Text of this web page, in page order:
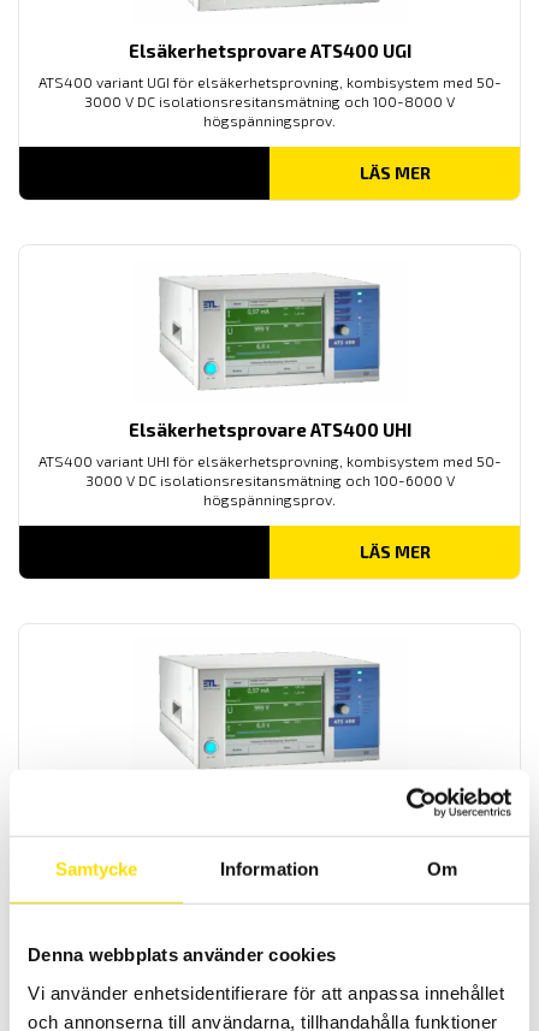
Samtycke Information Om
Denna webbplats använder cookies
Vi använder enhetsidentifierare för att anpassa innehållet
och annonserna till användarna, tillhandahålla funktioner
Elsäkerhetsprovare ATS400 UGI
ATS400 variant UGI för elsäkerhetsprovning, kombisystem med 50-
3000 V DC isolationsresitansmätning och 100-8000 V
högspänningsprov.
LÄS MER
Elsäkerhetsprovare ATS400 UHI
ATS400 variant UHI för elsäkerhetsprovning, kombisystem med 50-
3000 V DC isolationsresitansmätning och 100-6000 V
högspänningsprov.
LÄS MER
Elsäkerhetsprovare ATS400 UGP
ATS400 variant UGP för elsäkerhetsprovning, kombisystem med 2-
40 A skyddsledarprov och 100-7000 V högspänningsprov.
LÄS MER